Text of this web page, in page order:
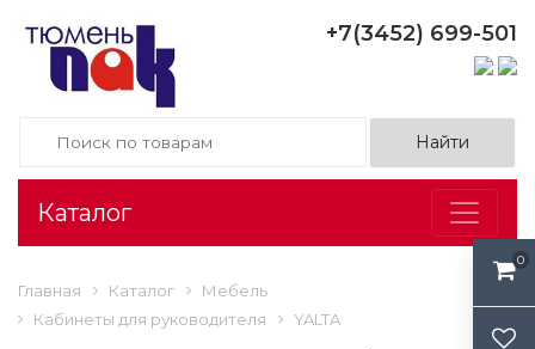
0
+7(3452) 699-501
Каталог
Главная Каталог
Мебель
Кабинеты для руководителя
YALTA